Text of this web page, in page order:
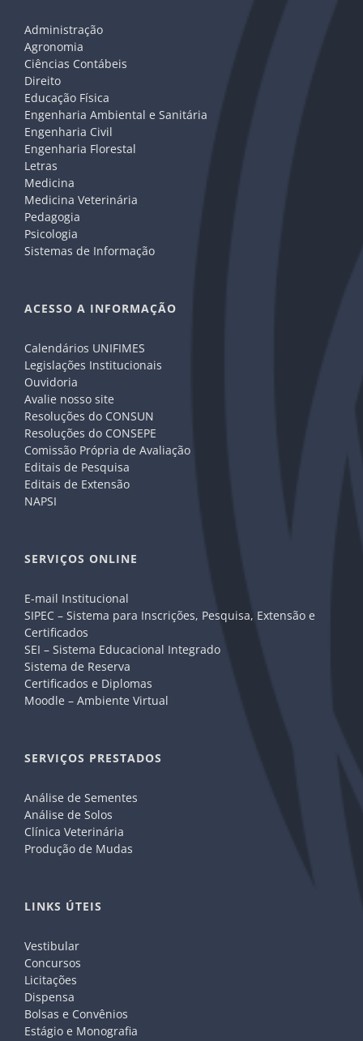
Administração
Agronomia
Ciências Contábeis
Direito
Educação Física
Engenharia Ambiental e Sanitária
Engenharia Civil
Engenharia Florestal
Letras
Medicina
Medicina Veterinária
Pedagogia
Psicologia
Sistemas de Informação
ACESSO A INFORMAÇÃO
Calendários UNIFIMES
Legislações Institucionais
Ouvidoria
Avalie nosso site
Resoluções do CONSUN
Resoluções do CONSEPE
Comissão Própria de Avaliação
Editais de Pesquisa
Editais de Extensão
NAPSI
SERVIÇOS ONLINE
E-mail Institucional
SIPEC – Sistema para Inscrições, Pesquisa, Extensão e
Certificados
SEI – Sistema Educacional Integrado
Sistema de Reserva
Certificados e Diplomas
Moodle – Ambiente Virtual
SERVIÇOS PRESTADOS
Análise de Sementes
Análise de Solos
Clínica Veterinária
Produção de Mudas
LINKS ÚTEIS
Vestibular
Concursos
Licitações
Dispensa
Bolsas e Convênios
Estágio e Monografia